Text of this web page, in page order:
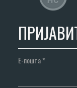
Е-пошта*